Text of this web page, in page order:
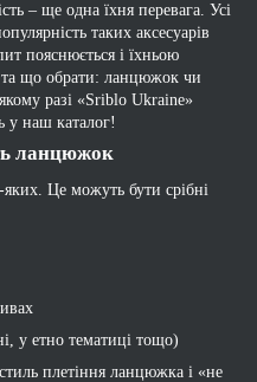
– ще одна їхня перевага. Усі
таких аксесуарів
пояснюється і їхньою
та що обрати: ланцюжок чи
разі «Sriblo Ukraine»
у наш каталог!
ланцюжок
Це можуть бути срібні
у етно тематиці тощо)
плетіння ланцюжка і «не